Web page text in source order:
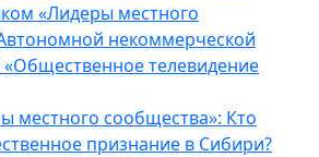
«Лидеры местного
некоммерческой
телевидение
местного сообщества»: Кто
признание в Сибири?